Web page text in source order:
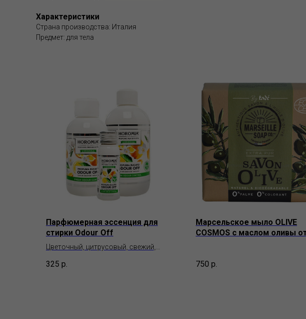
Характеристики
Страна производства: Италия
Предмет: для тела
Парфюмерная эссенция для
стирки Odour Off
Цветочный, цитрусовый, свежий,
Horomia Essences
325 р.
Марсельское мыло OLIVE
COSMOS с маслом оливы
750 р.